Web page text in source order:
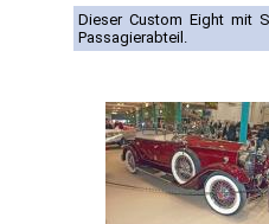
Dieser Custom Eight mit
Passagierabteil.